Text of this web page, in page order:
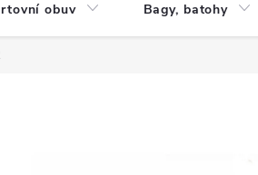
obuv Bagy, batohy